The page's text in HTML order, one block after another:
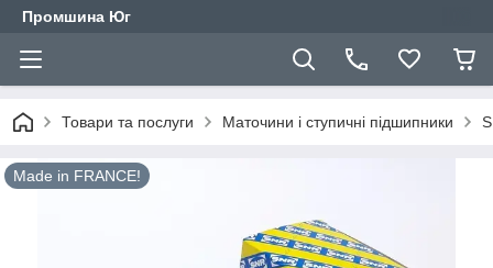
Промшина Юг
Товари та послуги Маточини і ступичні підшипники
Made in FRANCE!